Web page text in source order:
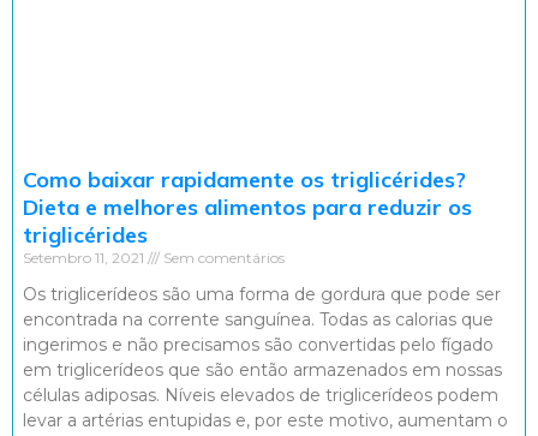
Como baixar rapidamente os triglicérides?
Dieta e melhores alimentos para reduzir os
triglicérides
Setembro 11, 2021 Sem comentários
Os triglicerídeos são uma forma de gordura que pode ser
encontrada na corrente sanguínea. Todas as calorias que
ingerimos e não precisamos são convertidas pelo fígado
em triglicerídeos que são então armazenados em nossas
células adiposas. Níveis elevados de triglicerídeos podem
levar a artérias entupidas e, por este motivo, aumentam o